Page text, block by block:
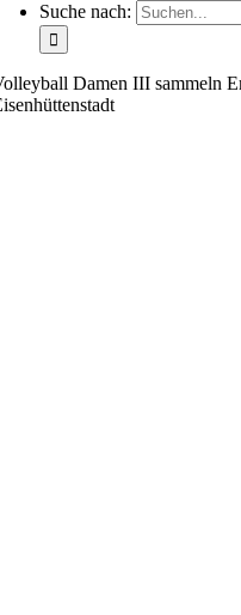
Suche nach:
Damen III sammeln